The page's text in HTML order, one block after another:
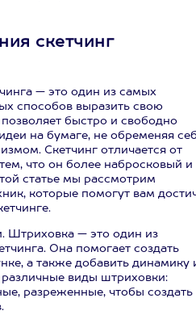
скетчинг
— это один из самых
способов выразить свою
быстро и свободно
на бумаге, не обременяя
Скетчинг отличается от
что он более набросковый и
статье мы рассмотрим
которые помогут вам
Штриховка — это один из
Она помогает создать
а также добавить динамику
виды штриховки:
разреженные, чтобы создать